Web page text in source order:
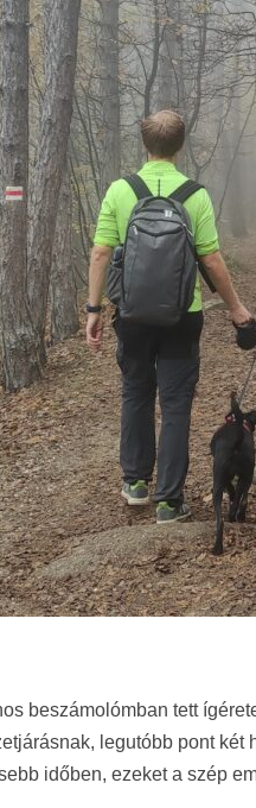
beszámolómban tett
legutóbb pont
időben, ezeket a szép